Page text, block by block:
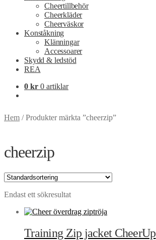
Cheertillbehör
Cheerkläder
Cheerväskor
Konståkning
Klänningar
Accessoarer
Skydd & ledstöd
REA
0 kr 0 artiklar
Hem /Produkter märkta ”cheerzip”
cheerzip
Endast ett sökresultat
Training Zip jacket CheerUp